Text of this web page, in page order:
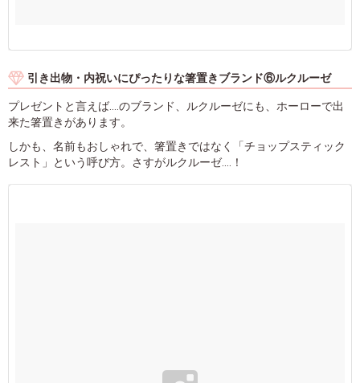
引き出物・内祝いにぴったりな箸置きブランド⑥ルクルーゼ
プレゼントと言えば....のブランド、ルクルーゼにも、ホーローで出
来た箸置きがあります。
しかも、名前もおしゃれで、箸置きではなく「チョップスティック
レスト」という呼び方。さすがルクルーゼ....！